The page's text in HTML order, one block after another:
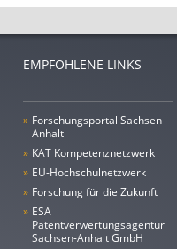
EMPFOHLENE LINKS
» Forschungsportal Sachsen-
Anhalt
» KAT Kompetenznetzwerk
» EU-Hochschulnetzwerk
» Forschung für die Zukunft
» ESA
Patentverwertungsagentur
Sachsen-Anhalt GmbH